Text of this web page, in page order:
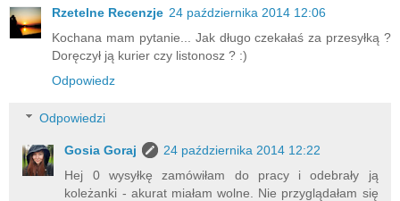
Rzetelne Recenzje 24 października 2014 12:06
Kochana mam pytanie... Jak długo czekałaś za przesyłką ?
Doręczył ją kurier czy listonosz ? :)
Odpowiedz
Odpowiedzi
Gosia Goraj
24 października 2014 12:22
Hej 0 wysyłkę zamówiłam do pracy i odebrały ją
koleżanki - akurat miałam wolne. Nie przyglądałam się